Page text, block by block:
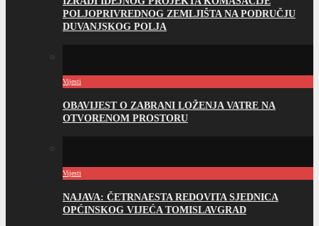
POLJOPRIVREDNOG ZEMLJIŠTA NA PODRUČJU
DUVANJSKOG POLJA
Vijesti
OBAVIJEST O ZABRANI LOŽENJA VATRE NA
OTVORENOM PROSTORU
Vijesti
NAJAVA: ČETRNAESTA REDOVITA SJEDNICA
OPĆINSKOG VIJEĆA TOMISLAVGRAD